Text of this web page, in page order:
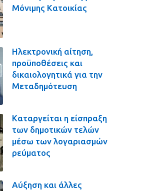
Μόνιμης Κατοικίας
Ηλεκτρονική αίτηση,
προϋποθέσεις και
δικαιολογητικά για την
Μεταδημότευση
Καταργείται η είσπραξη
των δημοτικών τελών
μέσω των λογαριασμών
ρεύματος
Αύξηση και άλλες